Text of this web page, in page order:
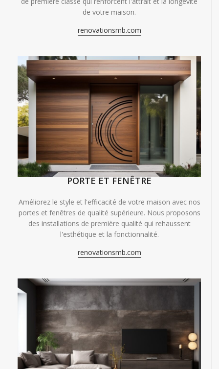
de votre maison.
renovationsmb.com
PORTE ET FENÊTRE
Améliorez le style et l'efficacité de votre maison avec nos
portes et fenêtres de qualité supérieure. Nous proposons
des installations de première qualité qui rehaussent
l'esthétique et la fonctionnalité.
renovationsmb.com